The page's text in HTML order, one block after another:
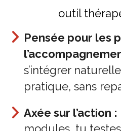
outil
Pensée pour les
s’intégrer
pratique, sans
Axée sur l’action :